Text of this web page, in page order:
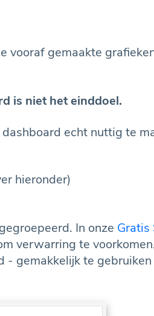
vooraf gemaakte
is niet het einddoel.
echt nuttig te
hieronder)
In onze Gratis
verwarring te
- gemakkelijk te